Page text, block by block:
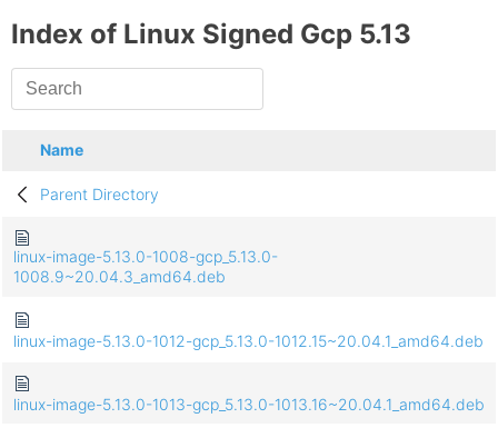
Index of Linux Signed Gcp 5.13
Name
Parent Directory
linux-image-5.13.0-1008-gcp_5.13.0-
1008.9~20.04.3_amd64.deb
linux-image-5.13.0-1012-gcp_5.13.0-1012.15~20.04.1_amd64.deb
linux-image-5.13.0-1013-gcp_5.13.0-1013.16~20.04.1_amd64.deb